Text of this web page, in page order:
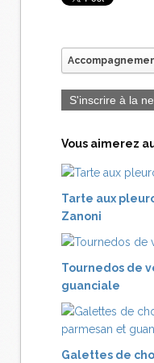
S'inscrire à la
Vous aimerez
Tarte aux
Zanoni
Tournedos de
guanciale
Galettes de